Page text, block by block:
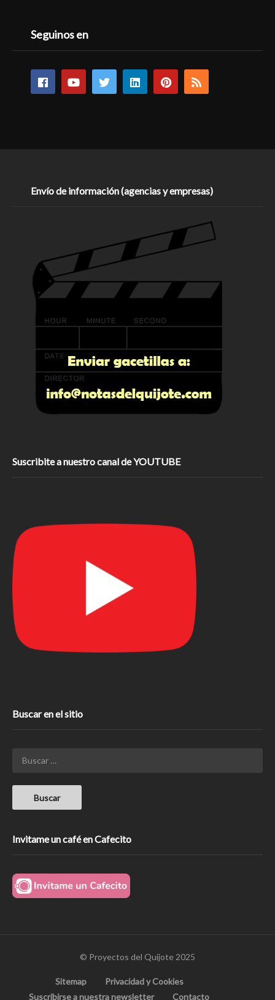
Seguinos en
Envío de información (agencias y empresas)
Suscribite a nuestro canal de YOUTUBE
Buscar en el sitio
Invitame un café en Cafecito
© Proyectos del Quijote 2025
Sitemap
Privacidad y Cookies
Suscribirse a nuestra newsletter
Contacto